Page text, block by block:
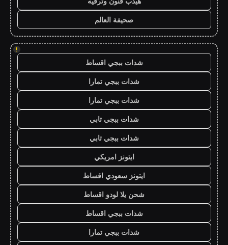
صحيفة العالم
!
شدات ببجي اقساط
شدات ببجي تمارا
شدات ببجي تمارا
شدات ببجي تابي
شدات ببجي تابي
ايتونز امريكي
ايتونز سعودي اقساط
شحن يلا لودو اقساط
شدات ببجي اقساط
شدات ببجي تمارا